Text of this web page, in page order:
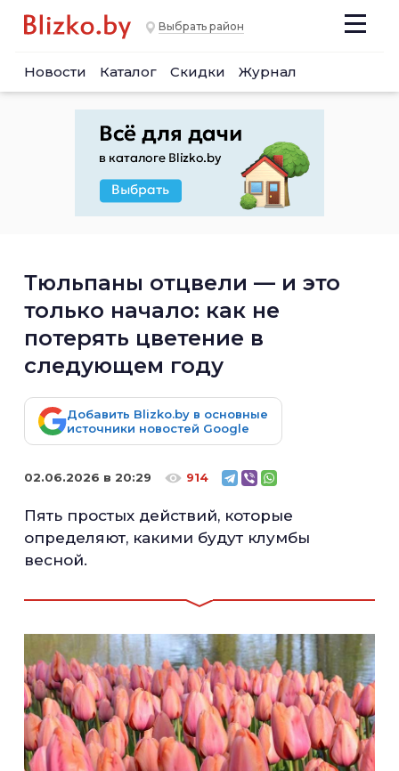
Выбрать район
Новости Каталог Скидки Журнал
Тюльпаны отцвели — и это
только начало: как не
потерять цветение в
следующем году
Добавить Blizko.by в основные
источники новостей Google
02.06.2026 в 20:29 914
Пять простых действий, которые
определяют, какими будут клумбы
весной.